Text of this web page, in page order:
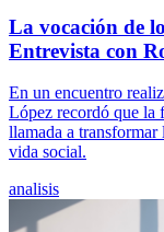
La vocación de
Entrevista con
En un encuentro
López recordó que la
llamada a
vida social.
analisis